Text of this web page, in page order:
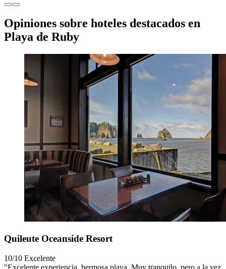
Opiniones sobre hoteles destacados en
Playa de Ruby
Quileute Oceanside Resort
10/10 Excelente
"Excelente experiencia, hermosa playa. Muy tranquilo, pero a la vez